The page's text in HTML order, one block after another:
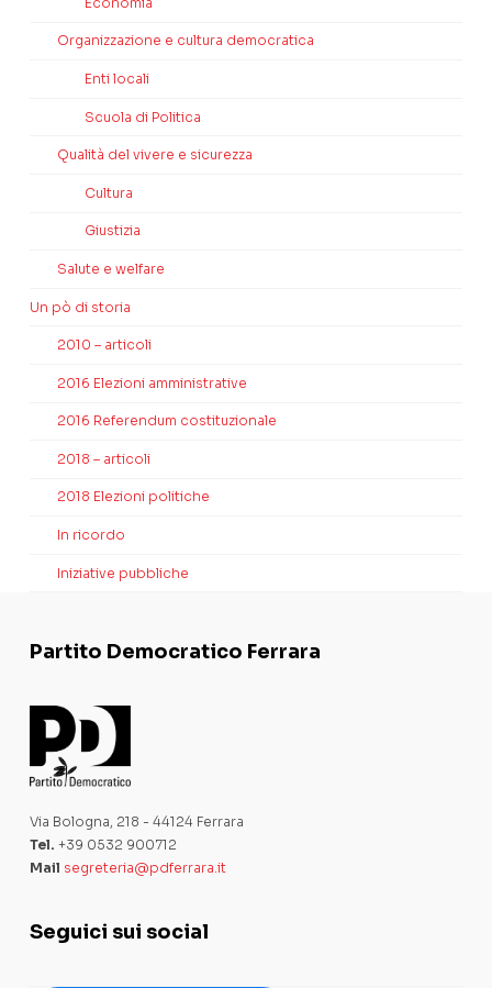
Organizzazione e cultura democratica
Enti locali
Scuola di Politica
Qualità del vivere e sicurezza
Cultura
Giustizia
Salute e welfare
Un pò di storia
2010 – articoli
2016 Elezioni amministrative
2016 Referendum costituzionale
2018 – articoli
2018 Elezioni politiche
In ricordo
Iniziative pubbliche
Partito Democratico Ferrara
Via Bologna, 218 - 44124 Ferrara
Tel. +39 0532 900712
Mail segreteria@pdferrara.it
Seguici sui social